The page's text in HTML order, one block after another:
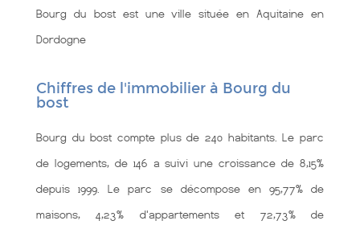
Bourg du bost est une ville située en Aquitaine en
Dordogne
Chiffres de l'immobilier à Bourg du
bost
Bourg du bost compte plus de 240 habitants. Le parc
de logements, de 146 a suivi une croissance de 8,15%
depuis 1999. Le parc se décompose en 95,77% de
maisons, 4,23% d'appartements et 72,73% de